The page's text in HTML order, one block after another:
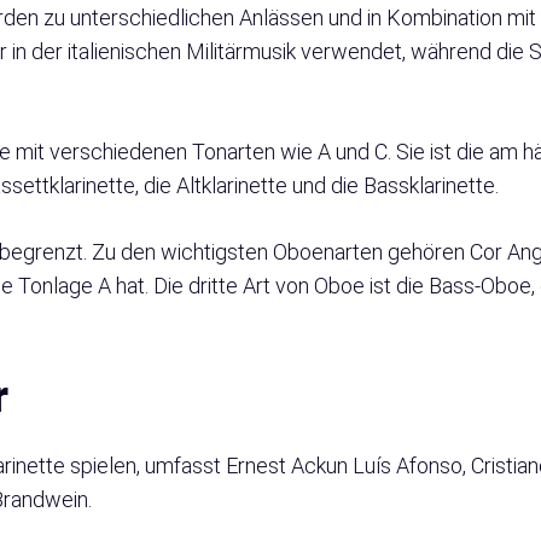
zu unterschiedlichen Anlässen und in Kombination
der italienischen Militärmusik verwendet, während die
mit verschiedenen Tonarten wie A und C. Sie ist die am
die Altklarinette und die Bassklarinette.
Zu den wichtigsten Oboenarten gehören Cor
Tonlage A hat. Die dritte Art von Oboe ist die Bass-
spielen, umfasst Ernest Ackun Luís Afonso,